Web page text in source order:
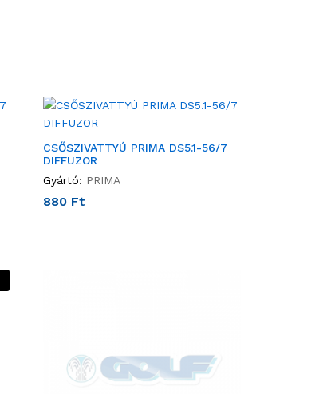
CSŐSZIVATTYÚ PRIMA DS5.1-56/7
DIFFUZOR
Gyártó: PRIMA
880 Ft